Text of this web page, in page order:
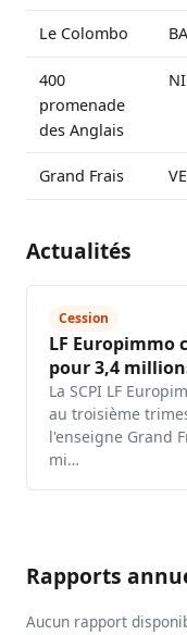
Le Colombo
400
promenade
des Anglais
Grand Frais
Actualités
Cession
LF Europimmo
pour 3,4
La SCPI LF
au troisième
l'enseigne Grand
mi…
Rapports
Aucun rapport